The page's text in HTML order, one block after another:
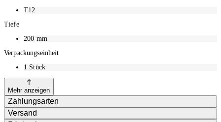
T12
Tiefe
200 mm
Verpackungseinheit
1 Stück
Mehr anzeigen
Zahlungsarten
Versand